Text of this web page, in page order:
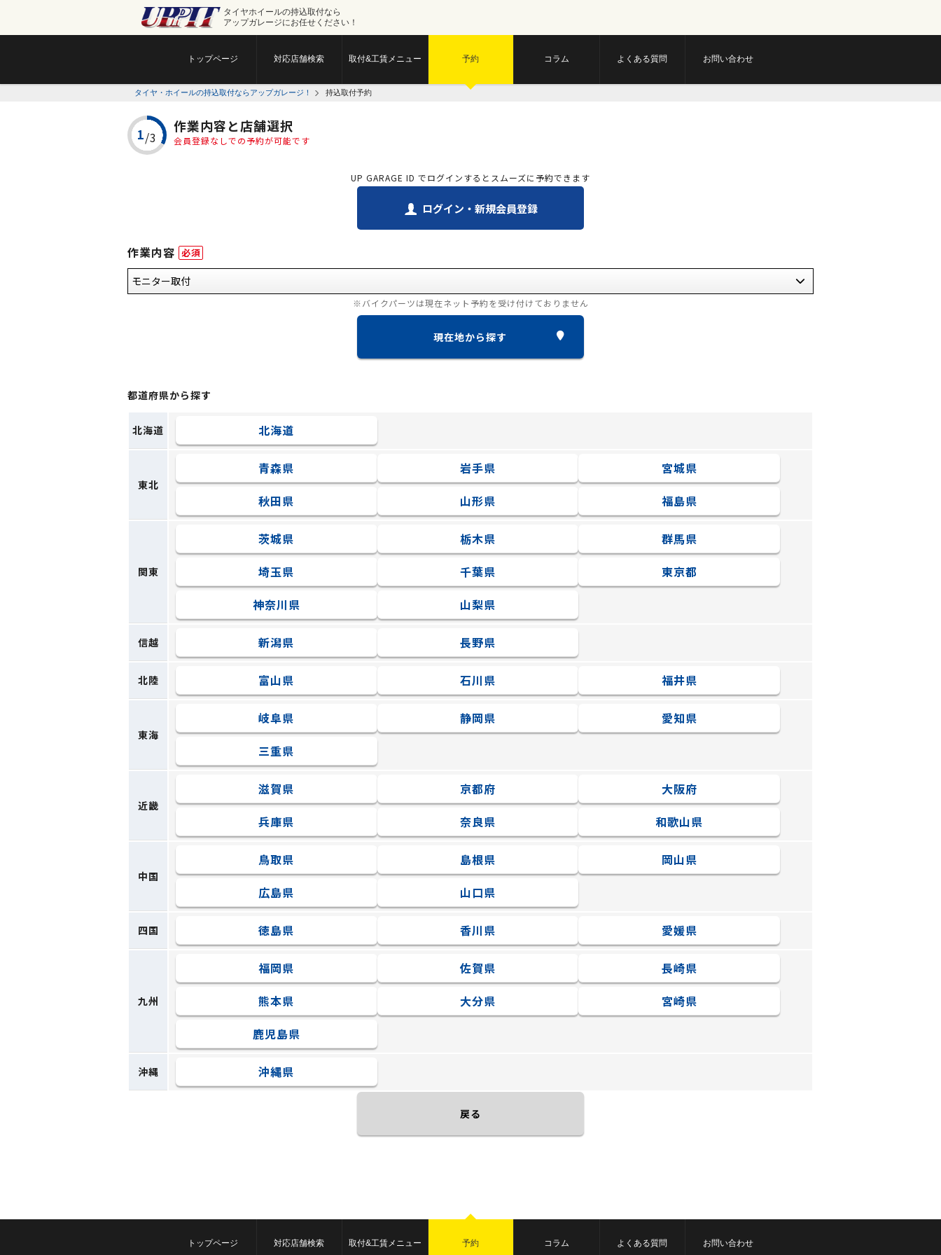
タイヤホイールの持込取付なら
アップガレージにお任せください！
トップページ 対応店舗検索 取付&工賃メニュー 予約 コラム よくある質問 お問い合わせ
タイヤ・ホイールの持込取付ならアップガレージ！ 持込取付予約
作業内容と店舗選択
会員登録なしでの予約が可能です
UP GARAGE ID でログインするとスムーズに予約できます
ログイン・新規会員登録
作業内容 必須
※バイクパーツは現在ネット予約を受け付けておりません
現在地から探す
都道府県から探す
北海道 北海道
東北
青森県 岩手県
宮城県
秋田県
山形県 福島県
関東
茨城県 栃木県
群馬県
埼玉県
千葉県
東京都
神奈川県
山梨県
信越 新潟県 長野県
北陸 富山県 石川県 福井県
東海
岐阜県 静岡県
愛知県
三重県
近畿
滋賀県 京都府
大阪府
兵庫県
奈良県 和歌山県
中国
鳥取県 島根県
岡山県
広島県
山口県
四国 徳島県 香川県 愛媛県
九州
福岡県 佐賀県
長崎県
熊本県
大分県
宮崎県
鹿児島県
沖縄 沖縄県
戻る
トップページ 対応店舗検索 取付&工賃メニュー 予約 コラム よくある質問 お問い合わせ